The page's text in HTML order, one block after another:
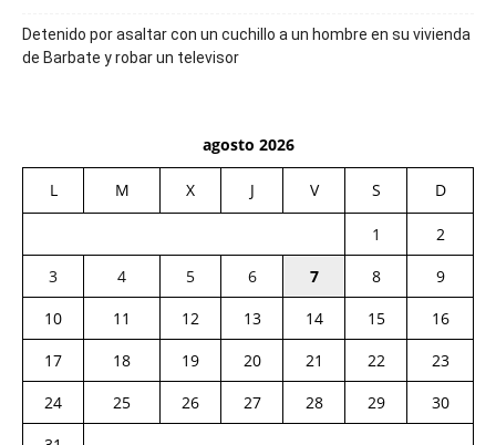
Detenido por asaltar con un cuchillo a un hombre en su vivienda
de Barbate y robar un televisor
agosto 2026
L M X J V S D
1
2
3
4 5 6 7 8
9
10
11 12 13 14 15
16
17
18 19 20 21 22
23
24
25 26 27 28 29
30